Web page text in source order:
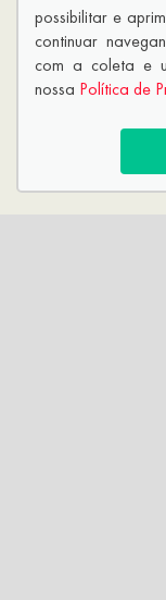
possibilitar e
continuar
com a coleta e
nossa Política de